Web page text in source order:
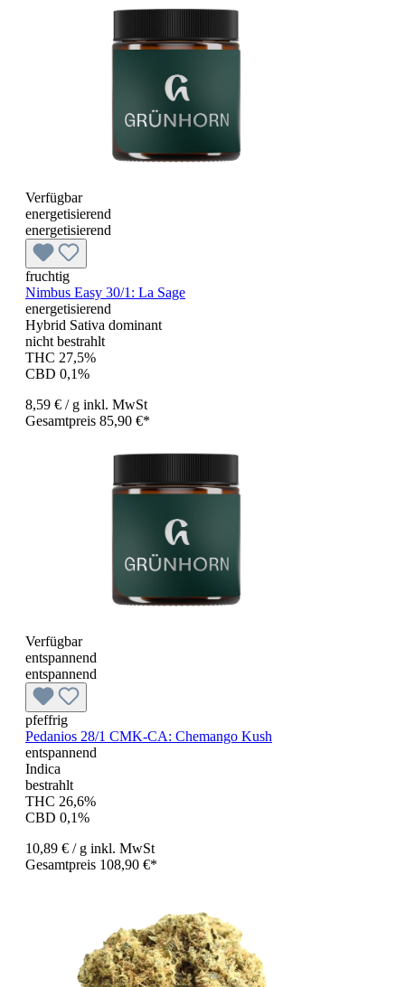
Verfügbar
energetisierend
energetisierend
fruchtig
Nimbus Easy 30/1: La Sage
energetisierend
Hybrid Sativa dominant
nicht bestrahlt
THC 27,5%
CBD 0,1%
8,59 € / g inkl. MwSt
Gesamtpreis 85,90 €*
Verfügbar
entspannend
entspannend
pfeffrig
Pedanios 28/1 CMK-CA: Chemango Kush
entspannend
Indica
bestrahlt
THC 26,6%
CBD 0,1%
10,89 € / g inkl. MwSt
Gesamtpreis 108,90 €*